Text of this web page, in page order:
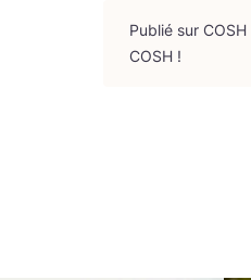
Publié sur COSH
COSH !